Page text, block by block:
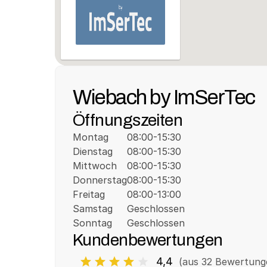
Wiebach by ImSerTec
Öffnungszeiten
Montag
Dienstag
Mittwoch
Donnerstag
Freitag
Samstag
Sonntag
08:00-15:30
08:00-15:30
08:00-15:30
08:00-15:30
08:00-13:00
Geschlossen
Geschlossen
Kundenbewertungen
4,4 (aus 32